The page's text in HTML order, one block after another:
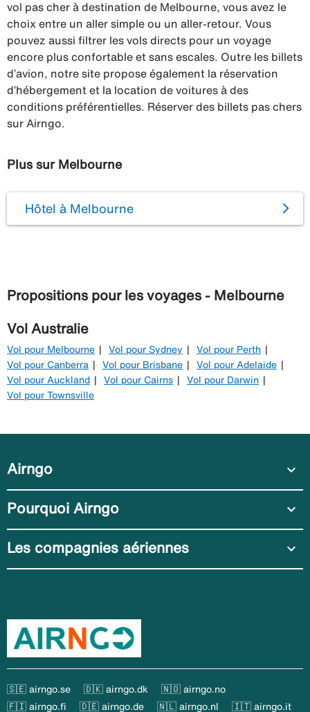
vol pas cher à destination de Melbourne, vous avez le
choix entre un aller simple ou un aller-retour. Vous
pouvez aussi filtrer les vols directs pour un voyage
encore plus confortable et sans escales. Outre les billets
d’avion, notre site propose également la réservation
d’hébergement et la location de voitures à des
conditions préférentielles. Réserver des billets pas chers
sur Airngo.
Plus sur Melbourne
Hôtel à Melbourne
Propositions pour les voyages - Melbourne
Vol Australie
Vol pour Melbourne Vol pour Sydney
Vol pour Perth
Vol pour Canberra
Vol pour Brisbane
Vol pour Adelaide
Vol pour Auckland
Vol pour Cairns
Vol pour Darwin
Vol pour Townsville
Airngo expand_more
Pourquoi Airngo expand_more
Les compagnies aériennes expand_more
🇸🇪 airngo.se 🇩🇰 airngo.dk
🇳🇴 airngo.no
🇫🇮 airngo.fi
🇩🇪 airngo.de 🇳🇱 airngo.nl 🇮🇹 airngo.it